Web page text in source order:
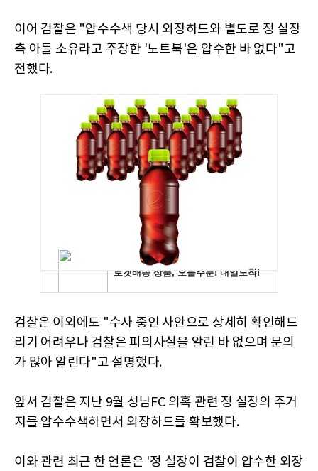
이어 검찰은 "압수수색 당시 외장하드와 별도로 정 실장
측 아들 소유라고 주장한 '노트북'은 압수한 바 없다"고
전했다.
검찰은 이외에도 "수사 중인 사안으로 상세히 확인해드
리기 어려우나 검찰은 피의사실을 알린 바 없으며 문의
가 많아 알린다"고 설명했다.
앞서 검찰은 지난 9월 성남FC 의혹 관련 정 실장의 주거
지를 압수수색하면서 외장하드를 확보했다.
이와 관련 최근 한 언론은 '정 실장이 검찰이 압수한 외장